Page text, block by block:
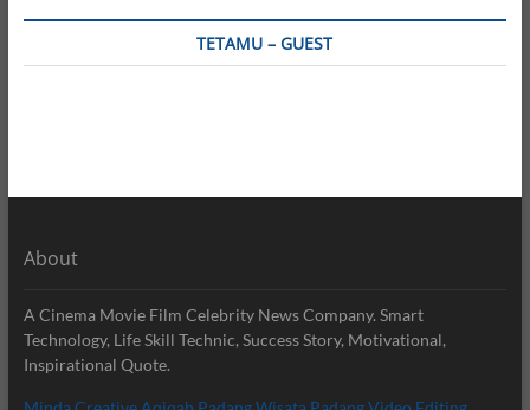
TETAMU – GUEST
About
A Cinema Movie Film Celebrity News Company. Smart
Technology, Life Skill Technic, Success Story, Motivational,
Inspirational Quote.